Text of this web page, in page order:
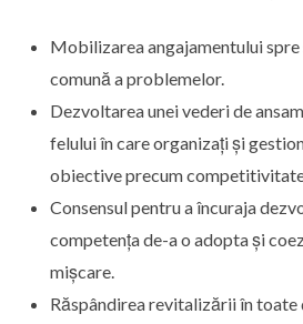
Mobilizarea angajamentului
comună a problemelor.
Dezvoltarea unei vederi de
felului în care organizați și
obiective precum
Consensul pentru a încuraja
competența de-a o adopta și
mișcare.
Răspândirea revitalizării în